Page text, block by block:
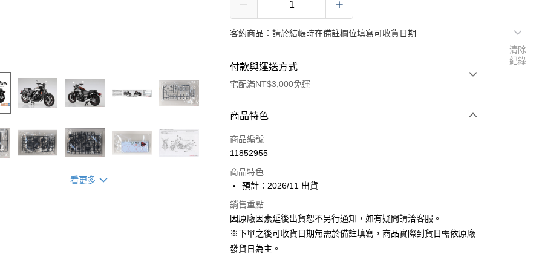
看更多
客約商品：請於結帳時在備註欄位填寫可收貨日期
付款與運送方式
宅配滿NT$3,000免運
付款方式
信用卡一次付款
ATM付款
運送方式
預購-宅配(舊)
商品特色
商品編號
11852955
商品特色
預計：2026/11 出貨
銷售重點
因原廠因素延後出貨恕不另行通知，如有疑問請洽客服。
※下單之後可收貨日期無需於備註填寫，商品實際到貨日需依原廠
發貨日為主。
清除
紀錄